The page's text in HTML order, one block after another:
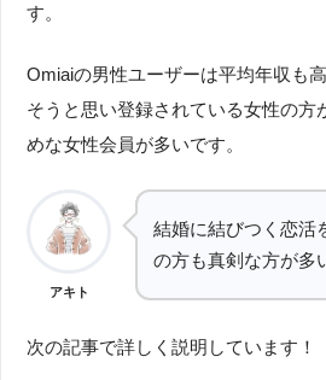
す。
Omiaiの男性ユーザーは平均年収も
そうと思い登録されている女性の方
めな女性会員が多いです。
アキト
結婚に結びつく恋活
の方も真剣な方が多
次の記事で詳しく説明しています！